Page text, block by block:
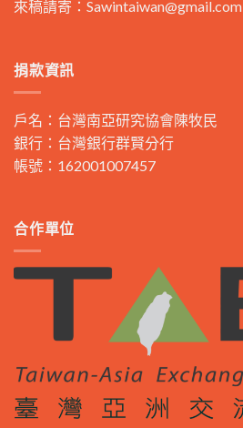
來稿請寄： Sawintaiwan@gmail.com
捐款資訊
戶名：台灣南亞研究協會陳牧民
銀行：台灣銀行群賢分行
帳號：162001007457
合作單位